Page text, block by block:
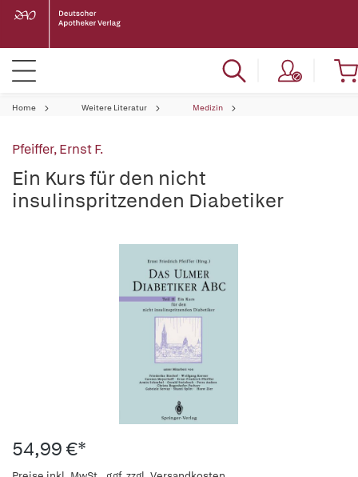
Home Weitere Literatur Medizin
Pfeiffer, Ernst F.
Ein Kurs für den nicht
insulinspritzenden Diabetiker
54,99 €*